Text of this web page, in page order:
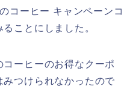
コーヒー キャンペーンコ
ことにしました。
ーヒーのお得なクーポ
つけられなかったので